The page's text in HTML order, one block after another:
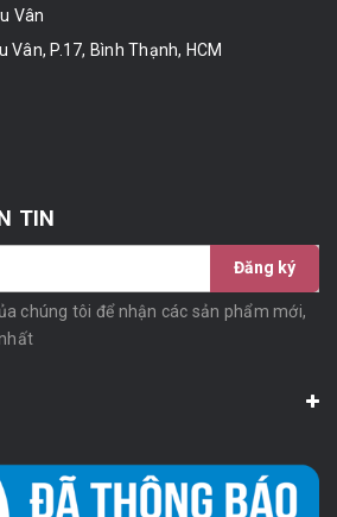
Vân
Vân, P.17, Bình Thạnh, HCM
TIN
Đăng ký
chúng tôi để nhận các sản phẩm mới,